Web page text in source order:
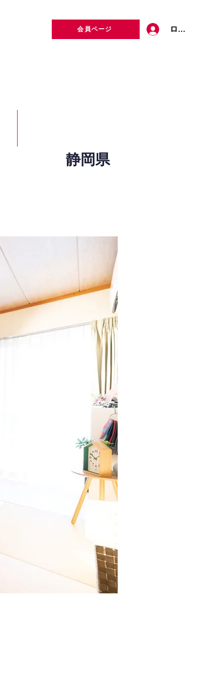
会員ページ ログイン
静岡県